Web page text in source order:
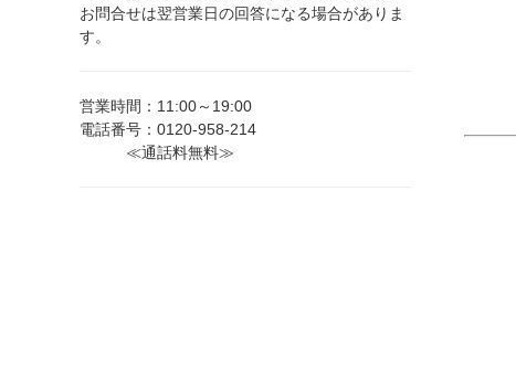
お問合せは翌営業日の回答になる場合がありま
す。
営業時間：11:00～19:00
電話番号：0120-958-214
≪通話料無料≫